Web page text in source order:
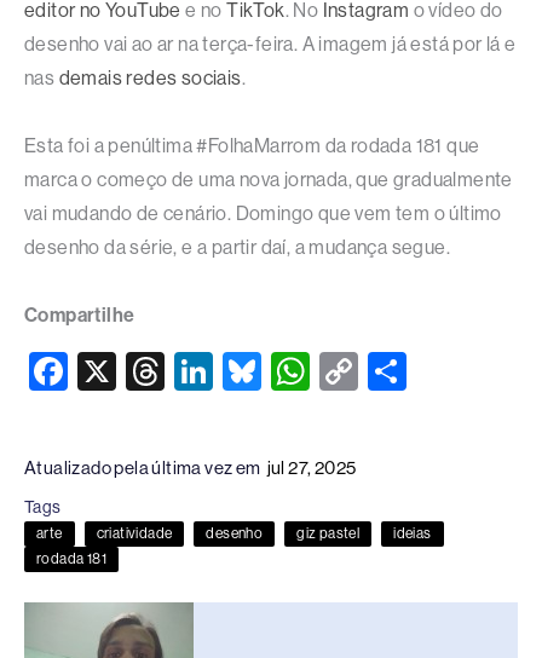
editor no YouTube e noTikTok. No Instagram o vídeo do
desenho vai ao ar na terça-feira. A imagem já está por lá e
nas demais redes sociais.
Esta foi a penúltima #FolhaMarrom da rodada 181 que
marca o começo de uma nova jornada, que gradualmente
vai mudando de cenário. Domingo que vem tem o último
desenho da série, e a partir daí, a mudança segue.
Compartilhe
F
c
e
b
o
o
X
T
e
a
d
Li
e
dI
Bl
e
sk
y
W
at
s
A
p
C
Li
k
Atualizado pela última vez em jul 27, 2025
Tags
arte criatividade desenho giz pastel
ideias
rodada 181